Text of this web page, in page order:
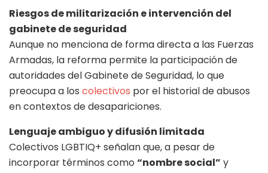
Riesgos de militarización e intervención del
gabinete de seguridad
Aunque no menciona de forma directa a las Fuerzas
Armadas, la reforma permite la participación de
autoridades del Gabinete de Seguridad, lo que
preocupa a los colectivos por el historial de abusos
en contextos de desapariciones.
Lenguaje ambiguo y difusión limitada
Colectivos LGBTIQ+ señalan que, a pesar de
incorporar términos como “nombre social” y